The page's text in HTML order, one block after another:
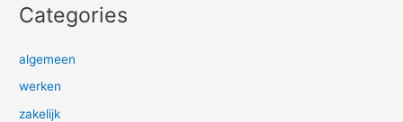
Categories
algemeen
werken
zakelijk